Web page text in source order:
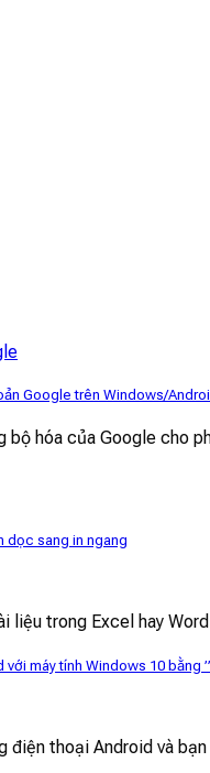
Google trên Windows/
bộ hóa của Google cho
dọc sang in ngang
liệu trong Excel hay
máy tính Windows 10 bằng
điện thoại Android và